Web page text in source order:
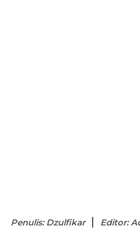
Penulis: Dzulfikar Editor: